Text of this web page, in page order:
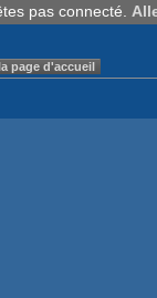
pas connecté.
page d'accueil